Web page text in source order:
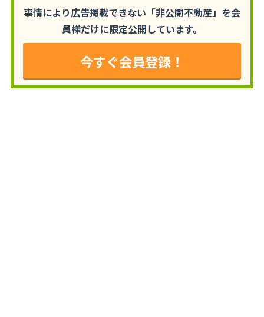
事情により広告掲載できない「非公開不動産」を会
員様だけに限定公開しています。
今すぐ会員登録！